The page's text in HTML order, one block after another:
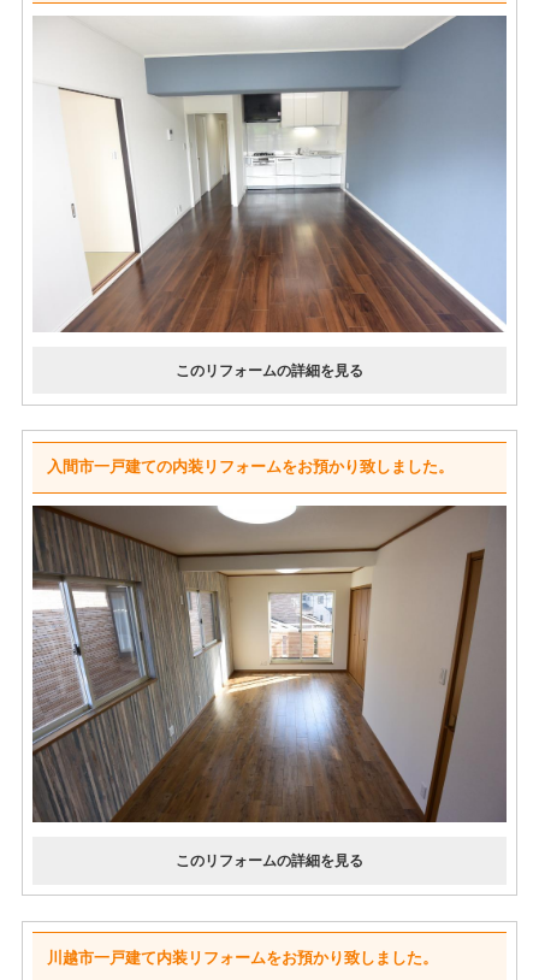
入間市一戸建ての内装リフォームをお預かり致しました。
川越市一戸建て内装リフォームをお預かり致しました。